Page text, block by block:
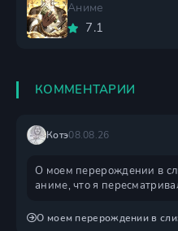
Аниме
7.1
КОММЕНТАРИИ
Котэ08.08.26
О моем перерождении в
аниме, что я
О моем перерождении в